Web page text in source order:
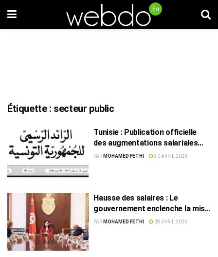
Étiquette : secteur public
Tunisie : Publication officielle
des augmentations salariales
dans les secteurs public et privé
PAR MOHAMED FETHI 30 AVRIL 2026
Hausse des salaires : Le
gouvernement enclenche la mise
en œuvre pour 2026-2028
PAR MOHAMED FETHI 28 AVRIL 2026